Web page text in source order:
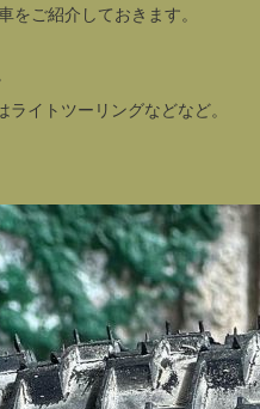
ご紹介しておきます。
イトツーリングなどなど。